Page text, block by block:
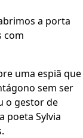
a porta
com
uma espiã que
sem ser
o gestor de
poeta Sylvia